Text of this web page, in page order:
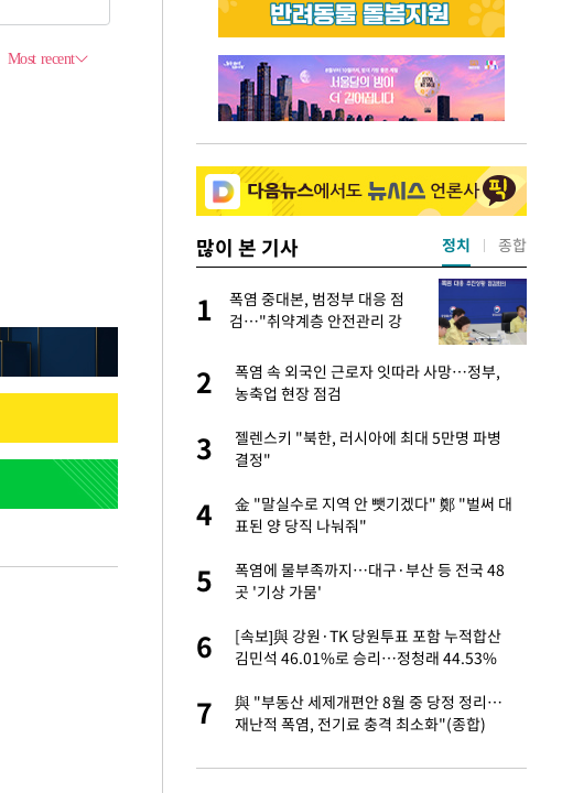
많이 본 기사
스컵 톨루카전 선발 출
동 도전
서 AT마드리드 입단
급대우'
50도'…열화상 카메라로 본
음에 "여기까지만 하자"
1
폭염 중대본, 범정부 대응 점
검…"취약계층 안전관리 강
2
폭염 속 외국인 근로자 잇따라 사망…정부,
농축업 현장 점검
3
젤렌스키 "북한, 러시아에 최대 5만명 파병
결정"
4
金 "말실수로 지역 안 뺏기겠다" 鄭 "벌써 대
표된 양 당직 나눠줘"
5
폭염에 물부족까지…대구·부산 등 전국 48
곳 '기상 가뭄'
6
[속보]與 강원·TK 당원투표 포함 누적합산
김민석 46.01%로 승리…정청래 44.53%
7
與 "부동산 세제개편안 8월 중 당정 정리…
재난적 폭염, 전기료 충격 최소화"(종합)
정치 종합